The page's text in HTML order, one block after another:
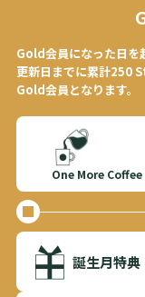
Gold会員になった日を
更新日までに累計250
Gold会員となります。
One More Coffee
誕生月特典